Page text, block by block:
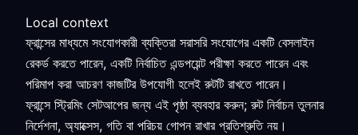
Local context
ফ্রান্সের মাধ্যমে সংযোগকারী ব্যক্তিরা সরাসরি সংযোগের একটি বেসলাইন
রেকর্ড করতে পারেন, একটি নির্বাচিত এন্ডপয়েন্ট পরীক্ষা করতে পারেন এবং
পরিমাপ করা আচরণ কাজটির উপযোগী হলেই রুটটি রাখতে পারেন।
ফ্রান্সে স্ট্রিমিং সেটআপের জন্য এই পৃষ্ঠা ব্যবহার করুন; রুট নির্বাচন তুলনার
নির্দেশনা, অ্যাক্সেস, গতি বা পরিচয় গোপন রাখার প্রতিশ্রুতি নয়।